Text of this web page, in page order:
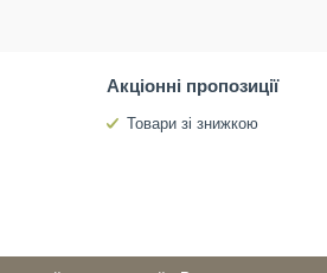
Акціонні пропозиції
Товари зі знижкою